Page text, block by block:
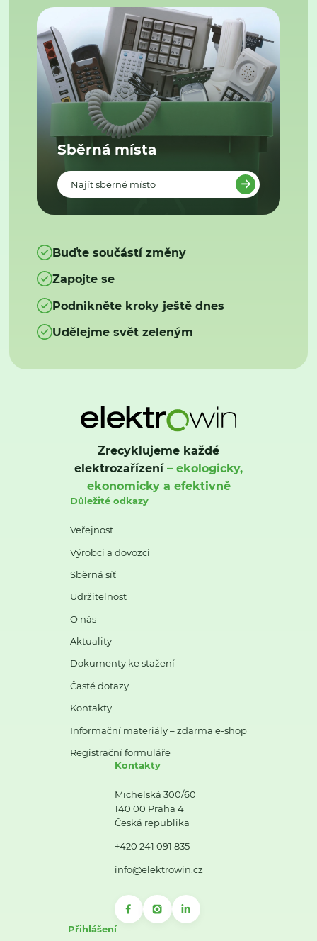
Sběrná místa
Najít sběrné místo
Buďte součástí změny
Zapojte se
Podnikněte kroky ještě dnes
Udělejme svět zeleným
Zrecyklujeme každé
elektrozařízení– ekologicky,
ekonomicky a efektivně
Důležité odkazy
Veřejnost
Výrobci a dovozci
Sběrná síť
Udržitelnost
O nás
Aktuality
Dokumenty ke stažení
Časté dotazy
Kontakty
Informační materiály – zdarma e-shop
Registrační formuláře
Kontakty
Michelská 300/60
140 00 Praha 4
Česká republika
+420 241 091 835
info@elektrowin.cz
Přihlášení